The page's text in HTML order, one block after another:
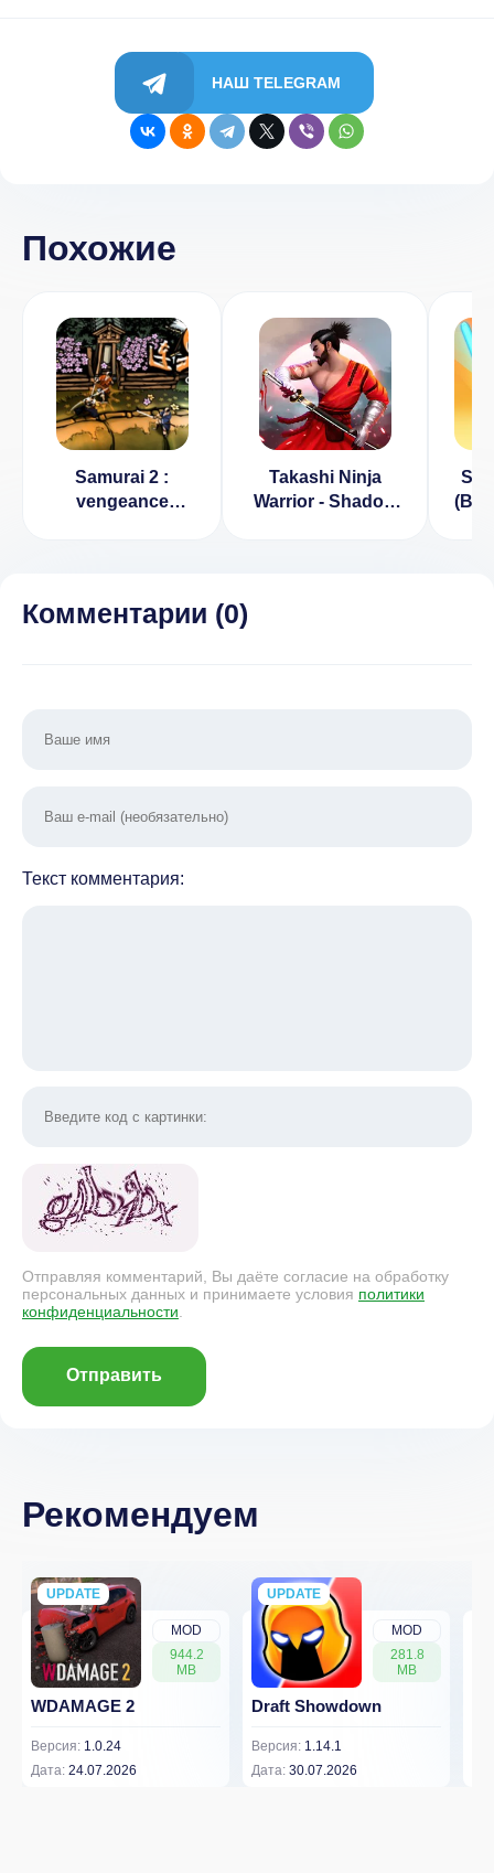
НАШ TELEGRAM
Похожие
Samurai 2 :
vengeance
Takashi Ninja
Warrior - Shadow
Комментарии (0)
Текст комментария:
Отправляя комментарий, Вы даёте согласие на обработку
персональных данных и принимаете условия политики
конфиденциальности.
Отправить
Рекомендуем
MOD
944.2
MB
UPDATE
NEW
WDAMAGE 2
Версия: 1.0.24
Дата: 24.07.2026
MOD
281.8
MB
UPDATE
NEW
Draft Showdown
Версия: 1.14.1
Дата: 30.07.2026